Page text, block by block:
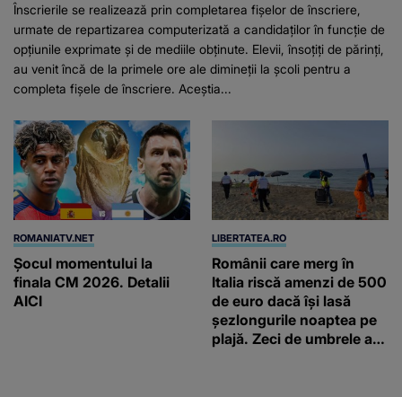
Înscrierile se realizează prin completarea fișelor de înscriere,
urmate de repartizarea computerizată a candidaților în funcție de
opțiunile exprimate și de mediile obținute. Elevii, însoțiți de părinți,
au venit încă de la primele ore ale dimineții la școli pentru a
completa fișele de înscriere. Aceștia...
ROMANIATV.NET
Şocul momentului la
finala CM 2026. Detalii
AICI
LIBERTATEA.RO
Românii care merg în
Italia riscă amenzi de 500
de euro dacă își lasă
șezlongurile noaptea pe
plajă. Zeci de umbrele au